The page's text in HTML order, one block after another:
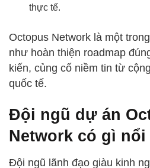
thực tế.
Octopus Network là một
như hoàn thiện roadmap
kiến, củng cố niềm tin từ
quốc tế.
Đội ngũ dự án
Network có gì nổi
Đội ngũ lãnh đạo giàu kinh